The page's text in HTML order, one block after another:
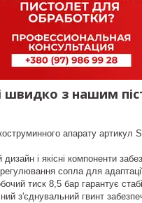
швидко з нашим
апарату
дизайн і якісні компоненти
сопла для
тиск 8,5 бар гарантує
з'єднувальний гвинт